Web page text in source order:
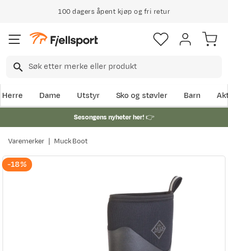
100 dagers åpent kjøp og fri retur
Herre Dame Utstyr Sko og støvler Barn
Sesongens nyheter her!👉
Varemerker Muck Boot
-18%